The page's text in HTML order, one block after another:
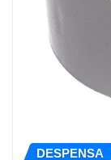
DESPENSA